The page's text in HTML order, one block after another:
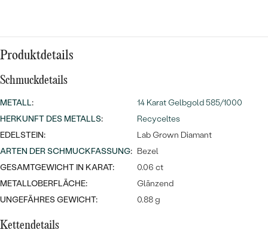
Wave Kollektion
NACH DER FORM
Ohrrinnge
Personalisierte
Halsketten
ANSEHEN
Ringe
Produktdetails
Schmuckdetails
METALL:
14 Karat Gelbgold 585/1000
HERKUNFT DES METALLS:
Recyceltes
EDELSTEIN:
Lab Grown Diamant
ARTEN DER SCHMUCKFASSUNG: Bezel
GESAMTGEWICHT IN KARAT:
0.06 ct
METALLOBERFLÄCHE:
Glänzend
UNGEFÄHRES GEWICHT:
0.88 g
Kettendetails